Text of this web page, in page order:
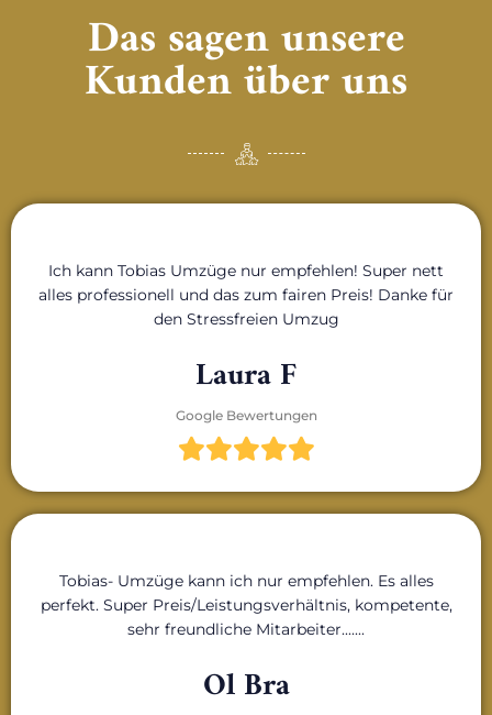
Das sagen unsere
Kunden über uns
Ich kann Tobias Umzüge nur empfehlen! Super nett
alles professionell und das zum fairen Preis! Danke für
den Stressfreien Umzug
Laura F
Google Bewertungen
Tobias- Umzüge kann ich nur empfehlen. Es alles
perfekt. Super Preis/Leistungsverhältnis, kompetente,
sehr freundliche Mitarbeiter.......
Ol Bra